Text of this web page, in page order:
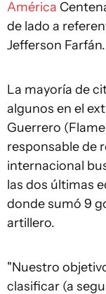
América
de lado a
Jefferson Farfán.
La mayoría de
algunos en el
Guerrero
responsable de
internacional
las dos últimas
donde sumó 9
artillero.
"Nuestro
clasificar (a